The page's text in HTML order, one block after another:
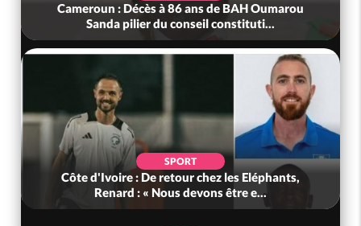
Cameroun : Décès à 86 ans de BAH Oumarou
Sanda pilier du conseil constituti...
SPORT
Côte d'Ivoire : De retour chez les Eléphants,
Renard : « Nous devons être e...